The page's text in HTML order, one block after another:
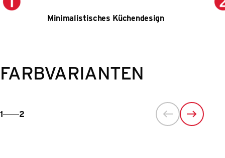
Minimalistisches Küchendesign
FARBVARIANTEN
1 2